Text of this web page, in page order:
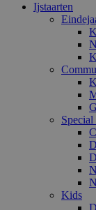
Ijstaarten
Special
Kids